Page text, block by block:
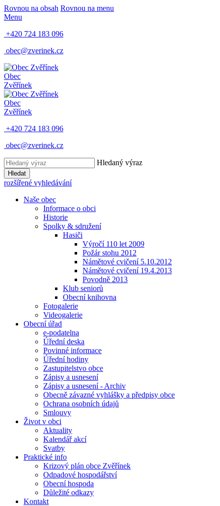
Rovnou na obsah Rovnou na menu
Menu
+420 724 183 096
obec@zverinek.cz
Obec
Zvěřínek
Obec
Zvěřínek
+420 724 183 096
obec@zverinek.cz
Hledaný výraz
Hledat
rozšířené vyhledávání
Naše obec
Informace o obci
Historie
Spolky & sdružení
Hasiči
Výročí 110 let 2009
Požár stohu 2012
Námětové cvičení 5.10.2012
Námětové cvičení 19.4.2013
Povodně 2013
Klub seniorů
Obecní knihovna
Fotogalerie
Videogalerie
Obecní úřad
e-podatelna
Úřední deska
Povinné informace
Úřední hodiny
Zastupitelstvo obce
Zápisy a usnesení
Zápisy a usnesení - Archiv
Obecně závazné vyhlášky a předpisy obce
Ochrana osobních údajů
Smlouvy
Život v obci
Aktuality
Kalendář akcí
Svatby
Praktické info
Krizový plán obce Zvěřínek
Odpadové hospodářství
Obecní hospoda
Důležité odkazy
Kontakt